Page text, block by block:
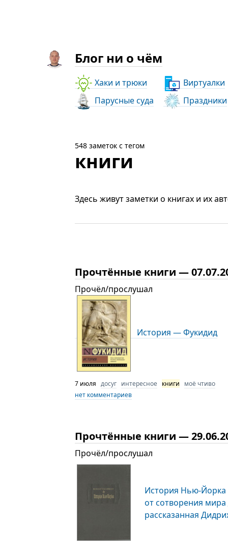
Блог ни о чём
Хаки и трюки Виртуалки
Парусные суда
Праздники
548 заметок с тегом
книги
Здесь живут заметки о книгах и их
Прочтённые книги —
Прочёл/прослушал
История — Фукидид
7 июля досуг интересное книги
моё чтиво
нет комментариев
Прочтённые книги —
Прочёл/прослушал
История Нью-Йорка
от сотворения мира
рассказанная